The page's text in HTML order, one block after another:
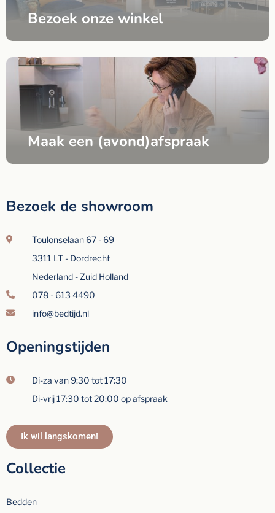
Bezoek onze winkel
Maak een (avond)afspraak
Bezoek de showroom
Toulonselaan 67 - 69
3311 LT - Dordrecht
Nederland - Zuid Holland
078 - 613 4490
info@bedtijd.nl
Openingstijden
Di-za van 9:30 tot 17:30
Di-vrij 17:30 tot 20:00 op afspraak
Ik wil langskomen!
Collectie
Bedden